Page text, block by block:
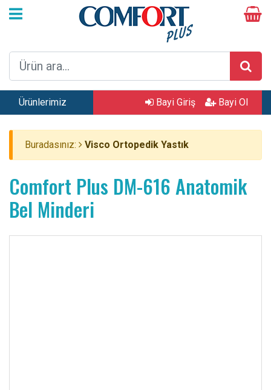
Ürünlerimiz Bayi Giriş Bayi Ol
Buradasınız: Visco Ortopedik Yastık
Comfort Plus DM-616 Anatomik
Bel Minderi